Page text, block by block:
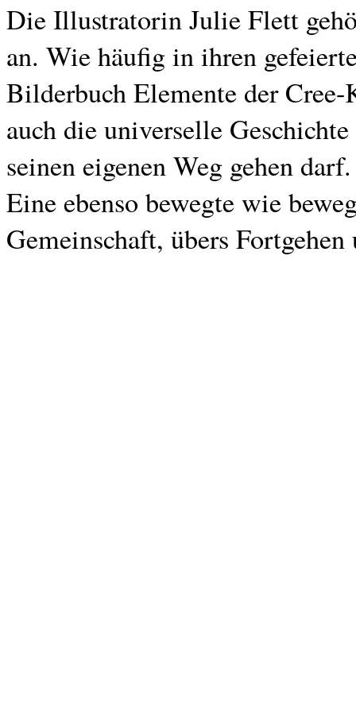
Die Illustratorin Julie Flett
an. Wie häufig in ihren
Bilderbuch Elemente der
auch die universelle
seinen eigenen Weg gehen darf.
Eine ebenso bewegte wie
Gemeinschaft, übers